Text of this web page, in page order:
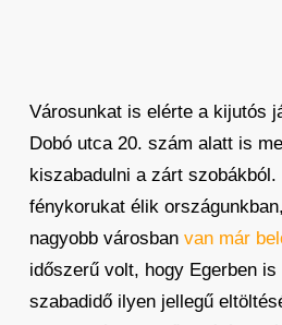
Városunkat is elérte a kijutós
Dobó utca 20. szám alatt is
kiszabadulni a zárt
fénykorukat élik
nagyobb városban van már
időszerű volt, hogy Egerben
szabadidő ilyen jellegű